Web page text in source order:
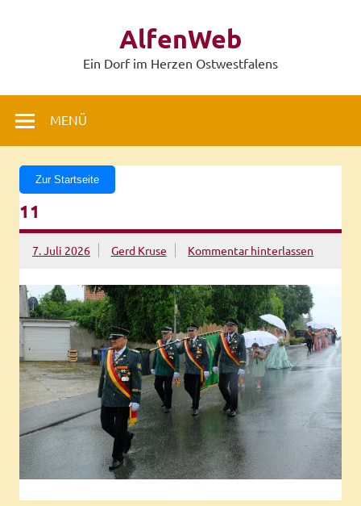
AlfenWeb
Ein Dorf im Herzen Ostwestfalens
MENÜ
Zur Startseite
11
7. Juli 2026 Gerd Kruse Kommentar hinterlassen